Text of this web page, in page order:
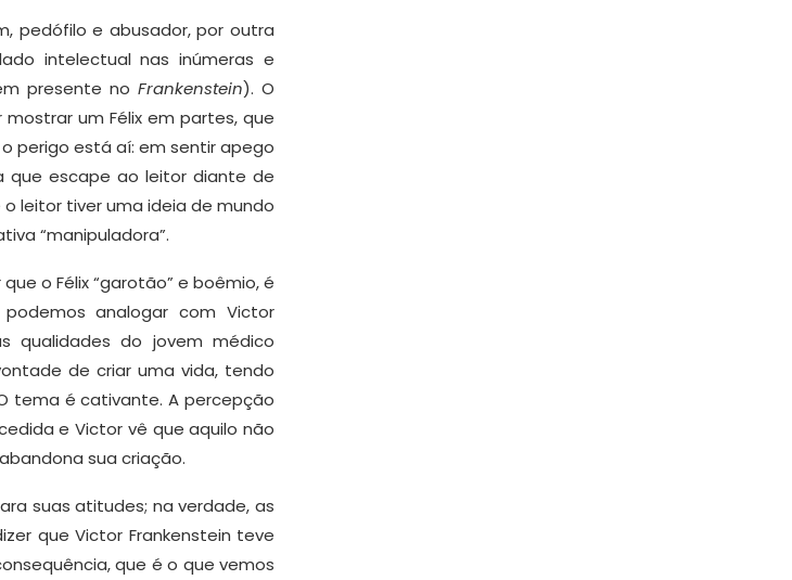
pedófilo e abusador, por outra
intelectual nas inúmeras e
presente no Frankenstein). O
um Félix em partes, que
perigo está aí: em sentir apego
que escape ao leitor diante de
leitor tiver uma ideia de mundo
“manipuladora”.
o Félix “garotão” e boêmio, é
analogar com Victor
qualidades do jovem médico
de criar uma vida, tendo
tema é cativante. A percepção
e Victor vê que aquilo não
sua criação.
suas atitudes; na verdade, as
que Victor Frankenstein teve
que é o que vemos